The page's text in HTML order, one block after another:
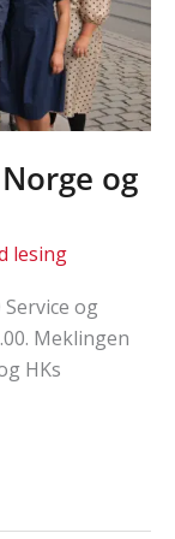
og
lesing
og
Meklingen
HKs